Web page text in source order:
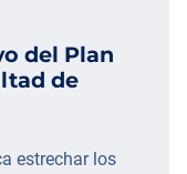
del Plan
de
estrechar los